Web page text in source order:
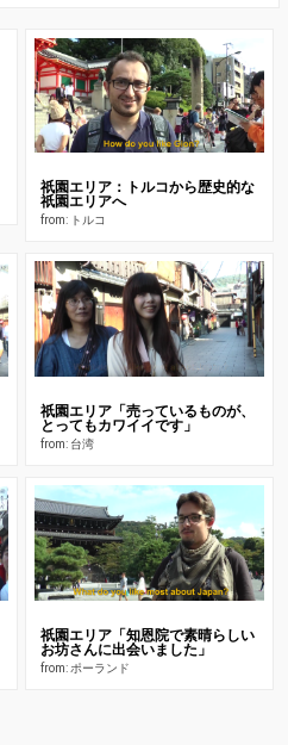
祇園エリア：トルコから歴史的な
祇園エリアへ
from: トルコ
祇園エリア「売っているものが、
とってもカワイイです」
from: 台湾
祇園エリア「知恩院で素晴らしい
お坊さんに出会いました」
from: ポーランド